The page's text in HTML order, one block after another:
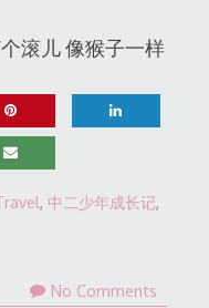
滚儿 像猴子一样
, 中二少年成长记,
No Comments